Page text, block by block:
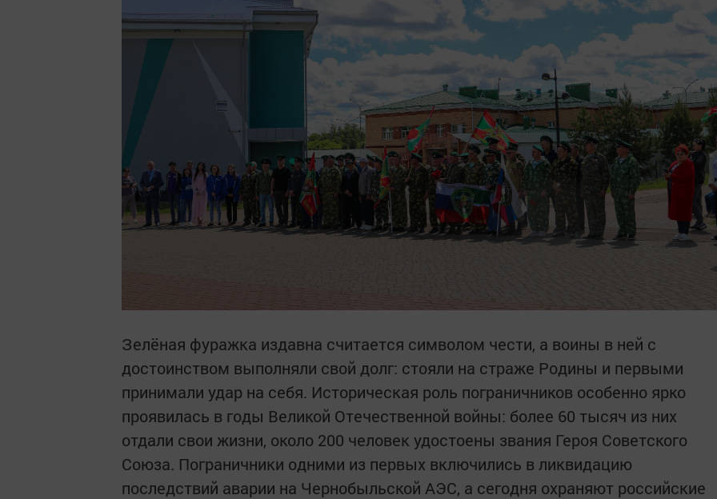
Зелёная фуражка издавна считается символом чести, а воины в ней с
достоинством выполняли свой долг: стояли на страже Родины и первыми
принимали удар на себя. Историческая роль пограничников особенно ярко
проявилась в годы Великой Отечественной войны: более 60 тысяч из них
отдали свои жизни, около 200 человек удостоены звания Героя Советского
Союза. Пограничники одними из первых включились в ликвидацию
последствий аварии на Чернобыльской АЭС, а сегодня охраняют российские